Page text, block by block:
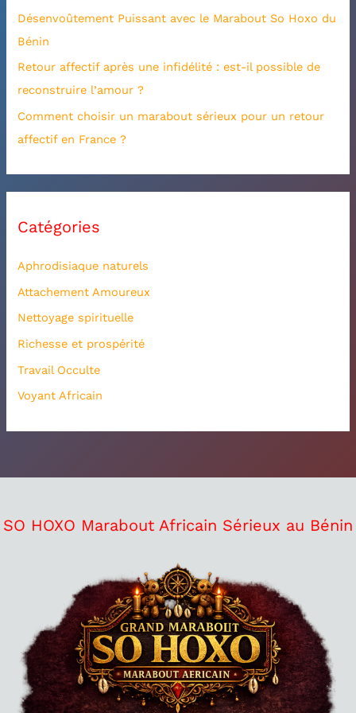
r
:
Désenvoûtement Puissant avec le Marabout So Hoxo du
Bénin
Retour affectif après une infidélité : est-il possible de
reconstruire l’amour ?
Comment choisir un marabout sérieux pour un retour
affectif en France ?
Catégories
Aphrodisiaque naturels
Attachement Amoureux
Nettoyage spirituelle
Richesse et prospérité
Travail Occulte
Voyant Africain
SO HOXO Marabout Africain Sérieux au Bénin